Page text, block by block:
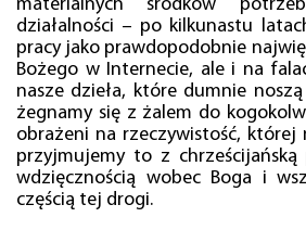
materialnych środków
działalności – po kilkunastu
pracy jako prawdopodobnie
Bożego w Internecie, ale i na
nasze dzieła, które dumnie
żegnamy się z żalem do
obrażeni na rzeczywistość, której
przyjmujemy to z chrześcijańską
wdzięcznością wobec Boga i
częścią tej drogi.